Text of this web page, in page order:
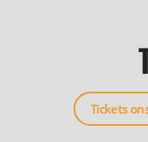
Tickets